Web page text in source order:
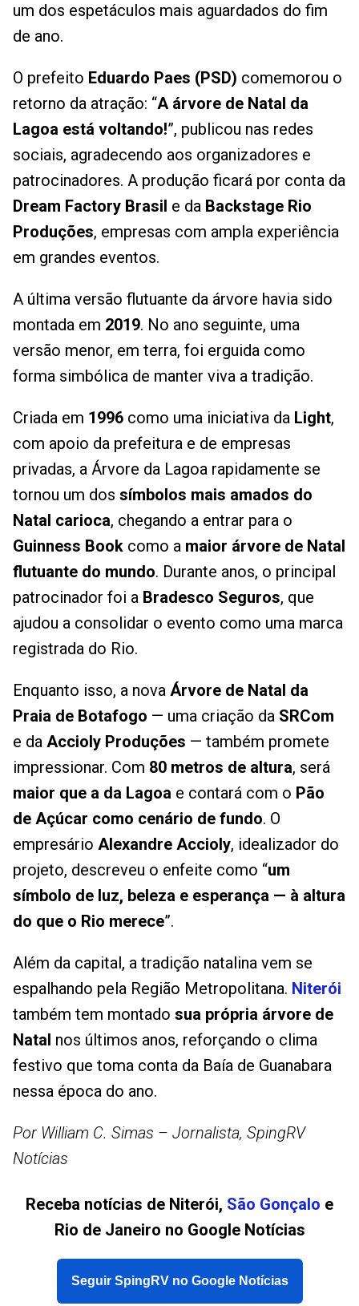
um dos espetáculos mais aguardados do fim
de ano.
O prefeito Eduardo Paes (PSD) comemorou o
retorno da atração: “A árvore de Natal da
Lagoa está voltando!”, publicou nas redes
sociais, agradecendo aos organizadores e
patrocinadores. A produção ficará por conta da
Dream Factory Brasil e da Backstage Rio
Produções, empresas com ampla experiência
em grandes eventos.
A última versão flutuante da árvore havia sido
montada em 2019. No ano seguinte, uma
versão menor, em terra, foi erguida como
forma simbólica de manter viva a tradição.
Criada em 1996 como uma iniciativa da Light,
com apoio da prefeitura e de empresas
privadas, a Árvore da Lagoa rapidamente se
tornou um dos símbolos mais amados do
Natal carioca, chegando a entrar para o
Guinness Book como a maior árvore de Natal
flutuante do mundo. Durante anos, o principal
patrocinador foi a Bradesco Seguros, que
ajudou a consolidar o evento como uma marca
registrada do Rio.
Enquanto isso, a nova Árvore de Natal da
Praia de Botafogo — uma criação da SRCom
e da Accioly Produções — também promete
impressionar. Com 80 metros de altura, será
maior que a da Lagoa e contará com o Pão
de Açúcar como cenário de fundo. O
empresário Alexandre Accioly, idealizador do
projeto, descreveu o enfeite como “um
símbolo de luz, beleza e esperança — à altura
do que o Rio merece”.
Além da capital, a tradição natalina vem se
espalhando pela Região Metropolitana. Niterói
também tem montado sua própria árvore de
Natal nos últimos anos, reforçando o clima
festivo que toma conta da Baía de Guanabara
nessa época do ano.
Por William C. Simas – Jornalista, SpingRV
Notícias
Receba notícias de Niterói, São Gonçalo e
Rio de Janeiro no Google Notícias
Seguir SpingRV no Google Notícias